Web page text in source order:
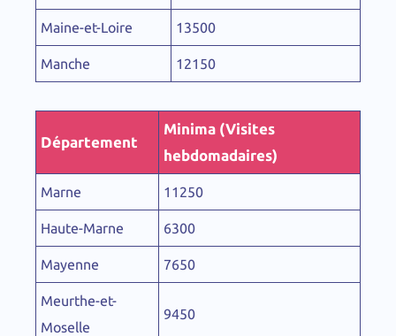
Maine-et-Loire 13500
Manche 12150
Département
Minima (Visites
hebdomadaires)
Marne 11250
Haute-Marne 6300
Mayenne 7650
Meurthe-et-
Moselle
9450